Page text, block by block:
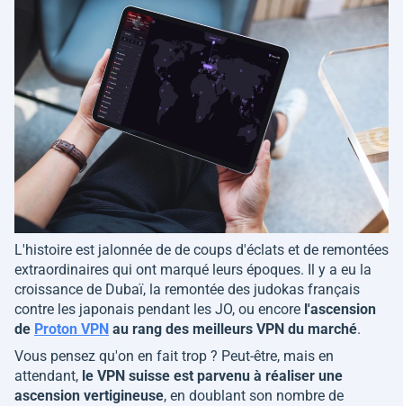
L'histoire est jalonnée de de coups d'éclats et de remontées
extraordinaires qui ont marqué leurs époques. Il y a eu la
croissance de Dubaï, la remontée des judokas français
contre les japonais pendant les JO, ou encore l'ascension
de Proton VPN au rang des meilleurs VPN du marché.
Vous pensez qu'on en fait trop ? Peut-être, mais en
attendant, le VPN suisse est parvenu à réaliser une
ascension vertigineuse, en doublant son nombre de